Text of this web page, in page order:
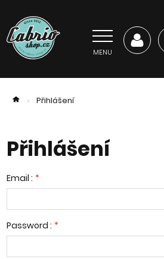
MENU
> Přihlášení
Přihlášení
Email : *
Password : *